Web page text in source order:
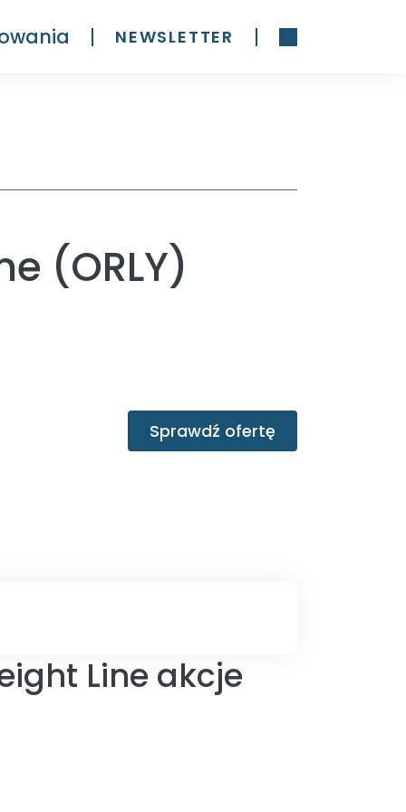
NEWSLETTER
(ORLY)
Sprawdź ofertę
Line akcje